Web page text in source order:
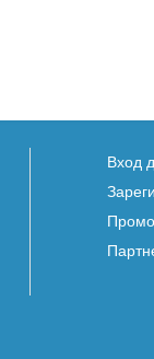
Вход